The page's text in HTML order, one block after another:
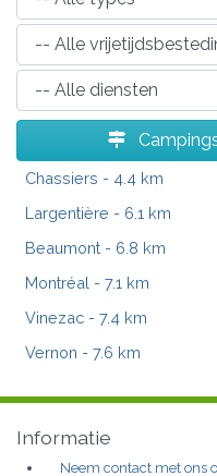
Chassiers - 4.4 km
Largentière - 6.1 km
Beaumont - 6.8 km
Montréal - 7.1 km
Vinezac - 7.4 km
Vernon - 7.6 km
Informatie
Neem contact met ons